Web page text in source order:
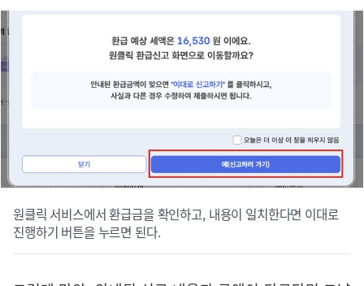
원클릭 서비스에서 환급금을 확인하고, 내용이 일치한다면 이대로
진행하기 버튼을 누르면 된다.